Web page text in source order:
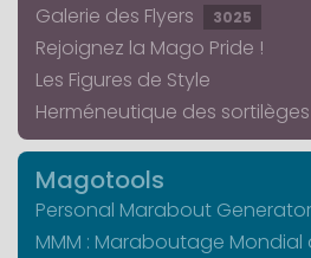
Galerie des Flyers
3025
Rejoignez la Mago Pride !
Les Figures de Style
Herméneutique des sortilèges
Magotools
Personal Marabout Generator
MMM : Maraboutage